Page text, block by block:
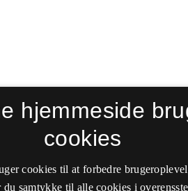
hjemmeside
cookies
cookies til at forbedre
samtykke til alle cookies i